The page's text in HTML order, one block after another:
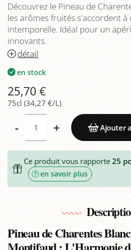
Découvrez le Pineau de
les arômes fruités s'accordent à
intemporelle. Idéal pour un
innovants.
détail
en stock
25,70 €
75cl (34,27 €/L)
- + Ajouter
Ce produit vous rapporte25
en savoir plus
Pineau de Charentes